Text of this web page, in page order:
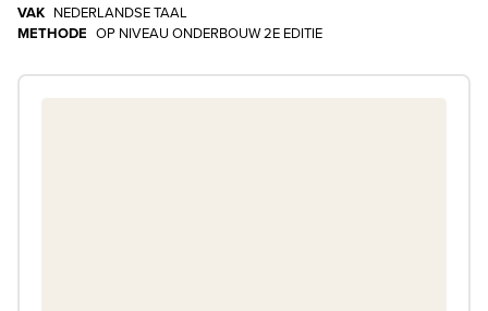
VAK NEDERLANDSE TAAL
METHODE OP NIVEAU ONDERBOUW 2E EDITIE